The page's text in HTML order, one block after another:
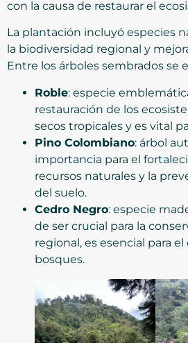
con la causa de restaurar el
La plantación incluyó especies
la biodiversidad regional y
Entre los árboles sembrados se
Roble: especie
restauración de los
secos tropicales y es vital
Pino Colombiano: árbol
importancia para el
recursos naturales y la
del suelo.
Cedro Negro: especie
de ser crucial para la
regional, es esencial para
bosques.